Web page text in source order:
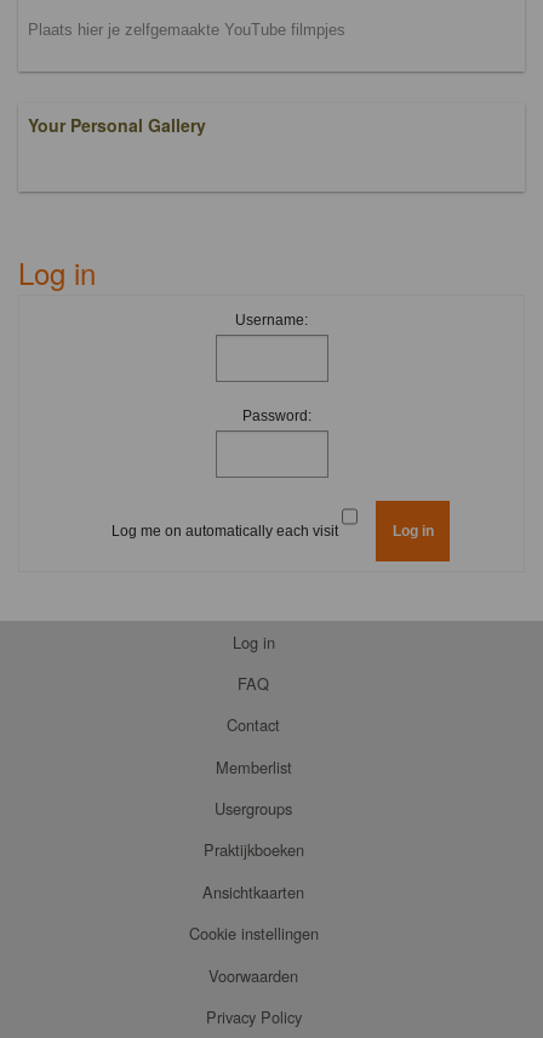
Plaats hier je zelfgemaakte YouTube filmpjes
Your Personal Gallery
Log in
Username:
Password:
Log me on automatically each visit
Log in
FAQ
Contact
Memberlist
Usergroups
Praktijkboeken
Ansichtkaarten
Cookie instellingen
Voorwaarden
Privacy Policy